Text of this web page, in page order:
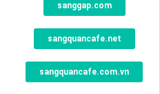
sanggap.com
sangquancafe.net
sangquancafe.com.vn